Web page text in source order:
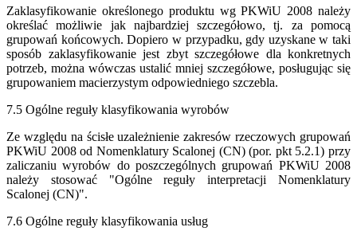
Zaklasyfikowanie określonego produktu wg PKWiU 2008 należy
określać możliwie jak najbardziej szczegółowo, tj. za pomocą
grupowań końcowych. Dopiero w przypadku, gdy uzyskane w taki
sposób zaklasyfikowanie jest zbyt szczegółowe dla konkretnych
potrzeb, można wówczas ustalić mniej szczegółowe, posługując się
grupowaniem macierzystym odpowiedniego szczebla.
7.5 Ogólne reguły klasyfikowania wyrobów
Ze względu na ścisłe uzależnienie zakresów rzeczowych grupowań
PKWiU 2008 od Nomenklatury Scalonej (CN) (por. pkt 5.2.1) przy
zaliczaniu wyrobów do poszczególnych grupowań PKWiU 2008
należy stosować "Ogólne reguły interpretacji Nomenklatury
Scalonej (CN)".
7.6 Ogólne reguły klasyfikowania usług